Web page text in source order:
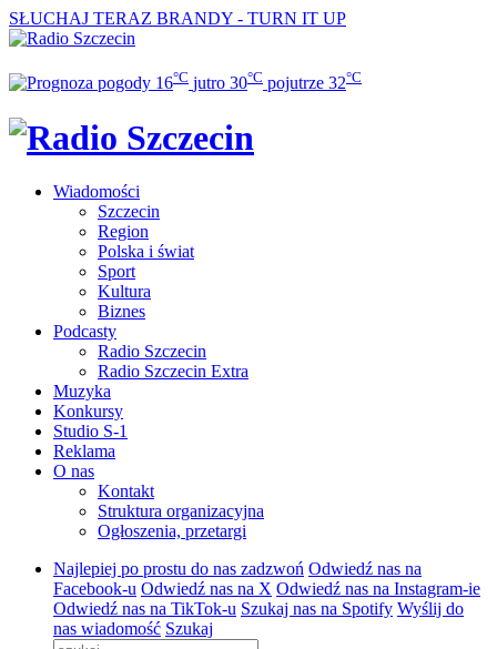
SŁUCHAJ TERAZ BRANDY - TURN IT UP
16°C jutro 30°C pojutrze 32°C
Wiadomości
Szczecin
Region
Polska i świat
Sport
Kultura
Biznes
Podcasty
Radio Szczecin
Radio Szczecin Extra
Muzyka
Konkursy
Studio S-1
Reklama
O nas
Kontakt
Struktura organizacyjna
Ogłoszenia, przetargi
Najlepiej po prostu do nas zadzwoń Odwiedź nas na
Facebook-u Odwiedź nas na X Odwiedź nas na Instagram-ie
Odwiedź nas na TikTok-u Szukaj nas na Spotify Wyślij do
nas wiadomość Szukaj